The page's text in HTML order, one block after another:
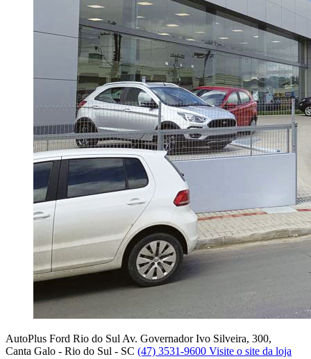
AutoPlus Ford Rio do Sul Av. Governador Ivo Silveira, 300,
Canta Galo - Rio do Sul - SC (47) 3531-9600 Visite o site da loja